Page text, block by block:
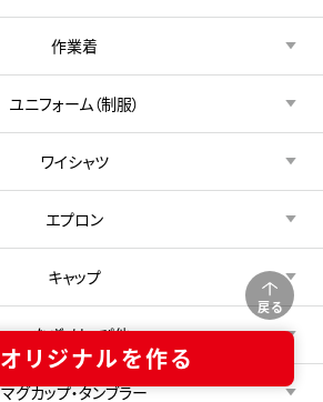
戻る
オリジナルを作る
作業着
ユニフォーム（制服）
ワイシャツ
エプロン
キャップ
つなぎ・はっぴ他
マグカップ・タンブラー